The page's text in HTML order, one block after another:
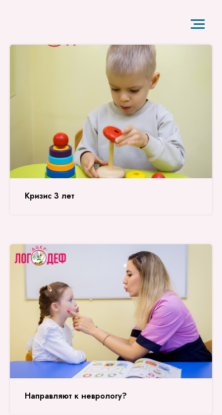
Кризис 3 лет
Направляют к неврологу?